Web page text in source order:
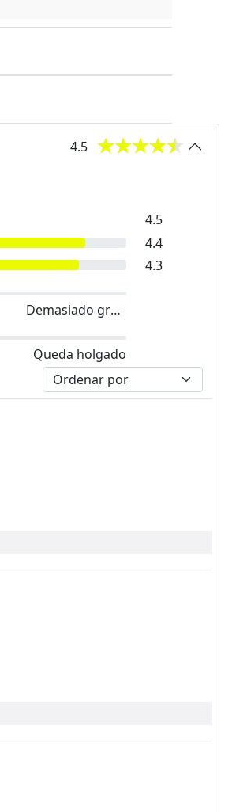
4.5
4.5
4.4
4.3
Demasiado grande
Queda holgado